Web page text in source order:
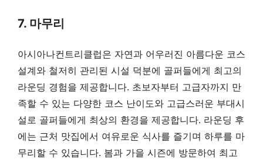
7. 마무리
아시아나컨트리클럽은 자연과 어우러진 아름다운 코스
설계와 철저히 관리된 시설 덕분에 골퍼들에게 최고의
라운딩 경험을 제공합니다. 초보자부터 고급자까지 만
족할 수 있는 다양한 코스 난이도와 고급스러운 부대시
설로 골퍼들에게 최상의 환경을 제공합니다. 라운딩 후
에는 근처 맛집에서 여유로운 식사를 즐기며 하루를 마
무리할 수 있습니다. 봄과 가을 시즌에 방문하여 최고